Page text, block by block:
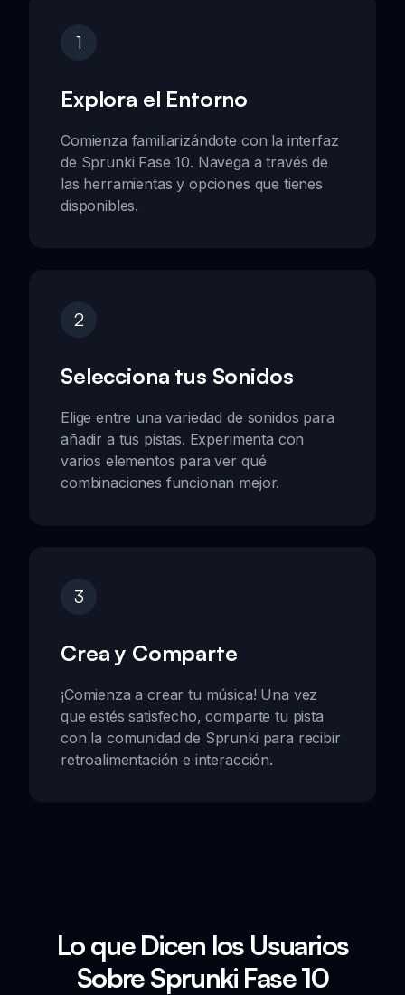
1
Explora el Entorno
Comienza familiarizándote con la interfaz
de Sprunki Fase 10. Navega a través de
las herramientas y opciones que tienes
disponibles.
2
Selecciona tus Sonidos
Elige entre una variedad de sonidos para
añadir a tus pistas. Experimenta con
varios elementos para ver qué
combinaciones funcionan mejor.
3
Crea y Comparte
¡Comienza a crear tu música! Una vez
que estés satisfecho, comparte tu pista
con la comunidad de Sprunki para recibir
retroalimentación e interacción.
Lo que Dicen los Usuarios
Sobre Sprunki Fase 10